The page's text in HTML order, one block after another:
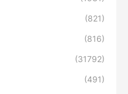
(821)
(816)
(31792)
(491)